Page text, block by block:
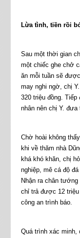
Lừa tình, tiền rồi
Sau một thời gian
một chiếc ghe chở
ăn mỗi tuần sẽ
may nghi ngờ, chị
320 triệu đồng.
nhân nên chị Y. đưa
Chờ hoài không
khi về thăm nhà
khá khó khăn, chị
nghiệp, mê cá độ
Nhận ra chân
chỉ trả được 12 triệu
công an trình báo.
Quá trình xác minh,